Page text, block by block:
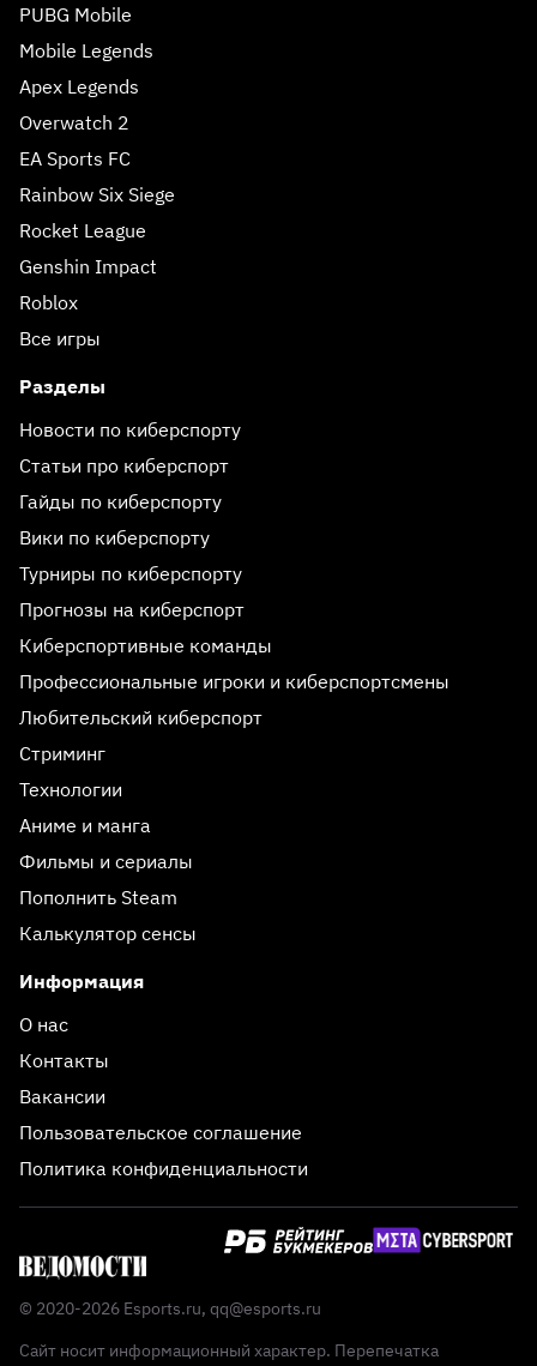
PUBG Mobile
Mobile Legends
Apex Legends
Overwatch 2
EA Sports FC
Rainbow Six Siege
Rocket League
Genshin Impact
Roblox
Все игры
Разделы
Новости по киберспорту
Статьи про киберспорт
Гайды по киберспорту
Вики по киберспорту
Турниры по киберспорту
Прогнозы на киберспорт
Киберспортивные команды
Профессиональные игроки и киберспортсмены
Любительский киберспорт
Стриминг
Технологии
Аниме и манга
Фильмы и сериалы
Пополнить Steam
Калькулятор сенсы
Информация
О нас
Контакты
Вакансии
Пользовательское соглашение
Политика конфиденциальности
© 2020-2026 Esports.ru, qq@esports.ru
Сайт носит информационный характер. Перепечатка